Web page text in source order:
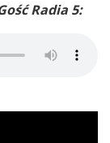
Radia 5: